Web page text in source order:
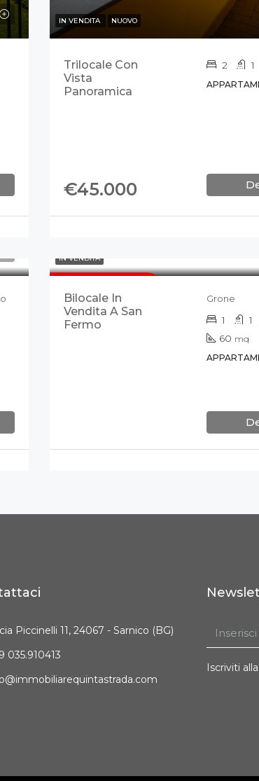
IN VENDITA NUOVO
Trilocale Con
Vista
Panoramica
€45.000
2 1
IN VENDITA
Bilocale In
Vendita A San
Fermo
Grone
1 1
60 mq
Piccinelli 11, 24067 - Sarnico (BG)
035.910413
Iscriviti